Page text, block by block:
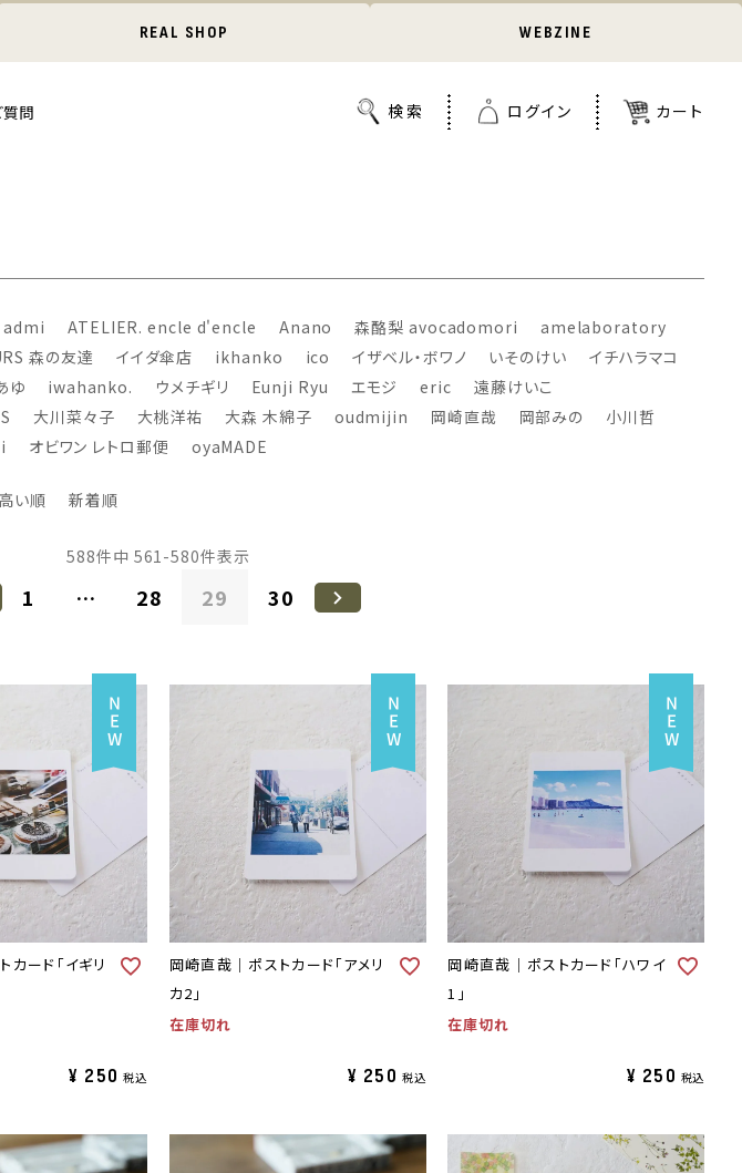
REAL SHOP WEBZINE
質問
admi ATELIER. encle d'encle Anano 森酪梨 avocadomori
amelaboratory
森の友達 イイダ傘店 ikhanko ico イザベル・ボワノ いそのけい
イチハラマコ
ゆ iwahanko. ウメチギリ Eunji Ryu エモジ eric
遠藤けいこ
大川菜々子 大桃洋祐 大森 木綿子 oudmijin 岡崎直哉 岡部みの
小川哲
オビワン レトロ郵便 oyaMADE
い順 新着順
588件中 561-580件表示
1 … 28 29 30
ード「イギリ
¥ 250 税込
岡崎直哉｜ポストカード「アメリ
カ2」
在庫切れ
¥ 250 税込
岡崎直哉｜ポストカード「ハワイ
1」
在庫切れ
¥ 250 税込